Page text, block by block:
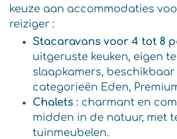
keuze aan accommodaties
reiziger :
Stacaravans voor 4 tot 8
uitgeruste keuken, eigen
slaapkamers,
categorieën Eden,
Chalets : charmant en
midden in de natuur, met
tuinmeubelen.